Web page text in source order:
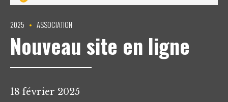
2025 ASSOCIATION
Nouveau site en ligne
18 février 2025